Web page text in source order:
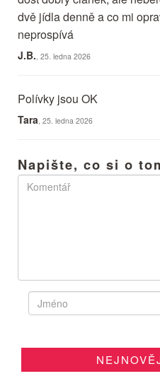
dvě jídla denně a co mi
neprospívá
J.B. , 25. ledna 2026
Polívky jsou OK
Tara , 25. ledna 2026
Napište, co si o